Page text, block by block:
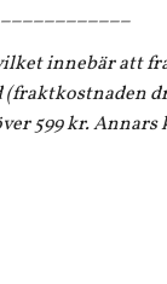
innebär att
599 kr. Annars